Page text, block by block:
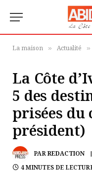
La maison » Actualité »
La Côte
5 des
prisées du
président)
PARREDACTION
4 MINUTES DE